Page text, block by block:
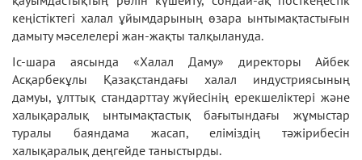
кеңістіктегі халал ұйымдарының өзара ынтымақтастығын
дамыту мәселелері жан-жақты талқылануда.
Іс-шара аясында «Халал Даму» директоры Айбек
Асқарбекұлы Қазақстандағы халал индустриясының
дамуы, ұлттық стандарттау жүйесінің ерекшеліктері және
халықаралық ынтымақтастық бағытындағы жұмыстар
туралы баяндама жасап, еліміздің тәжірибесін
халықаралық деңгейде таныстырды.